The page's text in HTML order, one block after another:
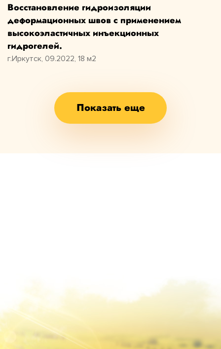
Восстановление гидроизоляции
деформационных швов с применением
высокоэластичных инъекционных
гидрогелей.
г.Иркутск, 09.2022, 18 м2
Показать еще